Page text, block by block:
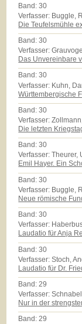
Band:30
Verfasser: Buggle,
Die Teufelsmühle
Band:30
Verfasser:
Das Unvereinbare
Band:30
Verfasser: Kuhn,
Württembergische
Band:30
Verfasser:
Die letzten
Band:30
Verfasser: Theurer,
Emil Hayer. Ein
Band:30
Verfasser: Buggle,
Neue römische
Band:30
Verfasser:
Laudatio für Anja
Band:30
Verfasser: Stoch,
Laudatio für Dr.
Band:29
Verfasser:
Nur in der
Band:29